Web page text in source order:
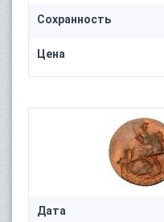
Сохранность
Цена
Дата